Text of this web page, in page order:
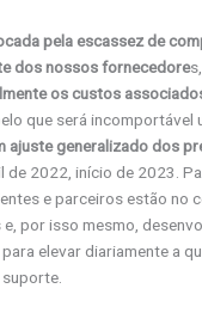
pela escassez de
dos nossos fornecedore
os custos
que será incomportável
ajuste generalizado dos
de 2022, início de 2023.
e parceiros estão no
por isso mesmo,
elevar diariamente a